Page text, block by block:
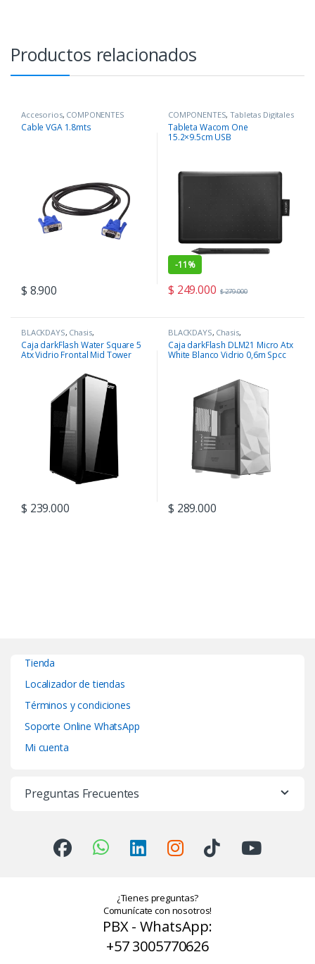
Productos relacionados
Accesorios, COMPONENTES
Cable VGA 1.8mts
$ 8.900
COMPONENTES,Tabletas Digitales
Tableta Wacom One
15.2×9.5cm USB
-11%
$ 249.000 $279.000
BLACKDAYS, Chasis,
COMPONENTES
Caja darkFlash Water Square 5
Atx Vidrio Frontal Mid Tower
$ 239.000
BLACKDAYS, Chasis,
COMPONENTES
Caja darkFlash DLM21 Micro Atx
White Blanco Vidrio 0,6m Spcc
$ 289.000
Tienda
Localizador de tiendas
Términos y condiciones
Soporte Online WhatsApp
Mi cuenta
Preguntas Frecuentes
¿Tienes preguntas?
Comunícate con nosotros!
PBX - WhatsApp:
+57 3005770626